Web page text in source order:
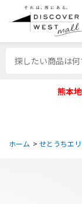
熊本
ホーム > せとうちエ